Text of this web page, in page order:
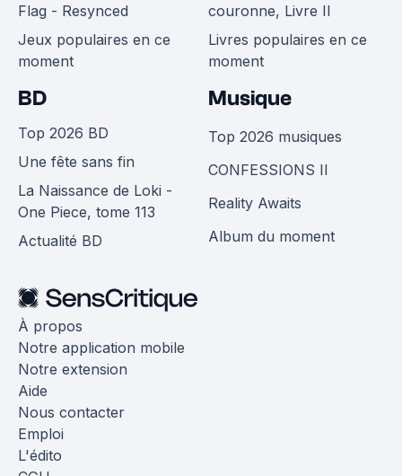
Flag - Resynced
Jeux populaires en ce
moment
couronne, Livre II
Livres populaires en ce
moment
BD
Top 2026 BD
Une fête sans fin
La Naissance de Loki -
One Piece, tome 113
Actualité BD
Musique
Top 2026 musiques
CONFESSIONS II
Reality Awaits
Album du moment
À propos
Notre application mobile
Notre extension
Aide
Nous contacter
Emploi
L'édito